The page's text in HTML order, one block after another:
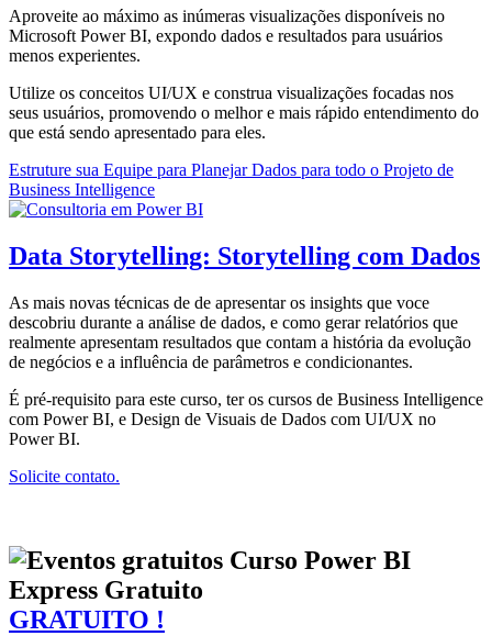
Aproveite ao máximo as inúmeras visualizações disponíveis no
Microsoft Power BI, expondo dados e resultados para usuários
menos experientes.
Utilize os conceitos UI/UX e construa visualizações focadas nos
seus usuários, promovendo o melhor e mais rápido entendimento do
que está sendo apresentado para eles.
Estruture sua Equipe para Planejar Dados para todo o Projeto de
Business Intelligence
Data Storytelling: Storytelling com Dados
As mais novas técnicas de de apresentar os insights que voce
descobriu durante a análise de dados, e como gerar relatórios que
realmente apresentam resultados que contam a história da evolução
de negócios e a influência de parâmetros e condicionantes.
É pré-requisito para este curso, ter os cursos de Business Intelligence
com Power BI, e Design de Visuais de Dados com UI/UX no
Power BI.
Solicite contato.
Curso Power BI
Express Gratuito
GRATUITO !